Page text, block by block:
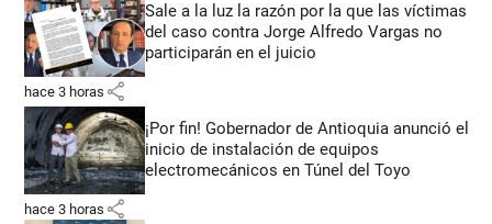
Sale a la luz la razón por la que las víctimas
del caso contra Jorge Alfredo Vargas no
participarán en el juicio
hace 3 horas share
¡Por fin! Gobernador de Antioquia anunció el
inicio de instalación de equipos
electromecánicos en Túnel del Toyo
hace 3 horas share